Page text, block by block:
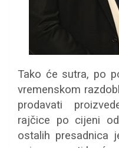
Tako će sutra, po
vremenskom
prodavati
rajčice po cijeni
ostalih presadnica